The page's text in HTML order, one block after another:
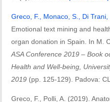
Greco, F., Monaco, S., Di
Emotional text mining and
organ donation in Spain. In M.
ASA Conference 2019 – Book
Health and Well-being,
2019 (pp. 125-129). Padova:
Greco, F., Polli, A. (2019).